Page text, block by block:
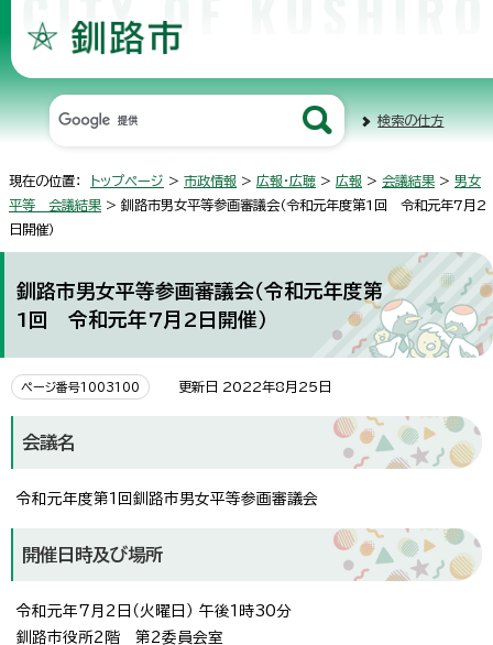
検索の仕方
現在の位置： トップページ > 市政情報 > 広報・広聴 > 広報 > 会議結果 > 男女
平等 会議結果 > 釧路市男女平等参画審議会（令和元年度第1回 令和元年7月2
日開催）
釧路市男女平等参画審議会（令和元年度第
1回 令和元年7月2日開催）
ページ番号1003100 更新日 2022年8月25日
会議名
令和元年度第1回釧路市男女平等参画審議会
開催日時及び場所
令和元年7月2日（火曜日） 午後1時30分
釧路市役所2階 第2委員会室